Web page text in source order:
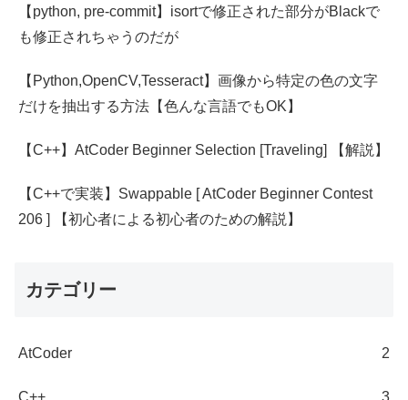
【python, pre-commit】isortで修正された部分がBlackで
も修正されちゃうのだが
【Python,OpenCV,Tesseract】画像から特定の色の文字
だけを抽出する方法【色んな言語でもOK】
【C++】AtCoder Beginner Selection [Traveling] 【解説】
【C++で実装】Swappable [ AtCoder Beginner Contest
206 ] 【初心者による初心者のための解説】
カテゴリー
AtCoder 2
C++ 3